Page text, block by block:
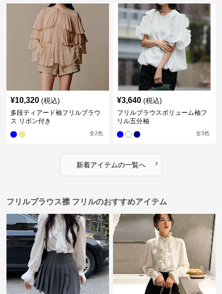
¥10,320 (税込)
多段ティアード袖フリルブラウ
ス リボン付き
全2色
¥3,640 (税込)
フリルブラウスボリューム袖フ
リル五分袖
全3色
新着アイテムの一覧へ ›
フリルブラウス襟 フリルのおすすめアイテム